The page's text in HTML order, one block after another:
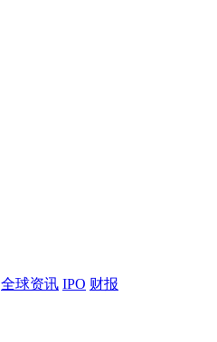
全球资讯 IPO 财报